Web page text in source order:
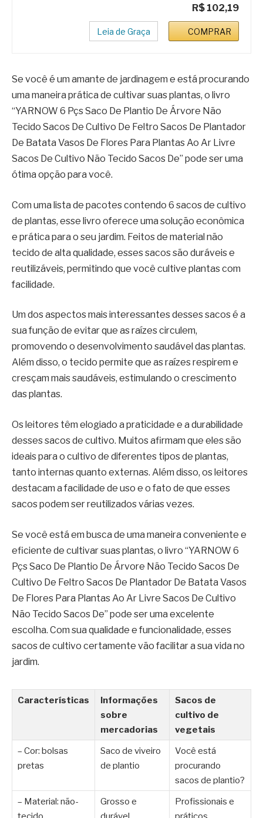
R$ 102,19
Leia de Graça COMPRAR
Se você é um amante de jardinagem e está procurando
uma maneira prática de cultivar suas plantas, o livro
“YARNOW 6 Pçs Saco De Plantio De Árvore Não
Tecido Sacos De Cultivo De Feltro Sacos De Plantador
De Batata Vasos De Flores Para Plantas Ao Ar Livre
Sacos De Cultivo Não Tecido Sacos De” pode ser uma
ótima opção para você.
Com uma lista de pacotes contendo 6 sacos de cultivo
de plantas, esse livro oferece uma solução econômica
e prática para o seu jardim. Feitos de material não
tecido de alta qualidade, esses sacos são duráveis e
reutilizáveis, permitindo que você cultive plantas com
facilidade.
Um dos aspectos mais interessantes desses sacos é a
sua função de evitar que as raízes circulem,
promovendo o desenvolvimento saudável das plantas.
Além disso, o tecido permite que as raízes respirem e
cresçam mais saudáveis, estimulando o crescimento
das plantas.
Os leitores têm elogiado a praticidade e a durabilidade
desses sacos de cultivo. Muitos afirmam que eles são
ideais para o cultivo de diferentes tipos de plantas,
tanto internas quanto externas. Além disso, os leitores
destacam a facilidade de uso e o fato de que esses
sacos podem ser reutilizados várias vezes.
Se você está em busca de uma maneira conveniente e
eficiente de cultivar suas plantas, o livro “YARNOW 6
Pçs Saco De Plantio De Árvore Não Tecido Sacos De
Cultivo De Feltro Sacos De Plantador De Batata Vasos
De Flores Para Plantas Ao Ar Livre Sacos De Cultivo
Não Tecido Sacos De” pode ser uma excelente
escolha. Com sua qualidade e funcionalidade, esses
sacos de cultivo certamente vão facilitar a sua vida no
jardim.
Características
Informações
sobre
mercadorias
Sacos de
cultivo de
vegetais
– Cor: bolsas
pretas
Saco de viveiro
de plantio
Você está
procurando
sacos de plantio?
– Material: não-
tecido
Grosso e
durável
Profissionais e
práticos